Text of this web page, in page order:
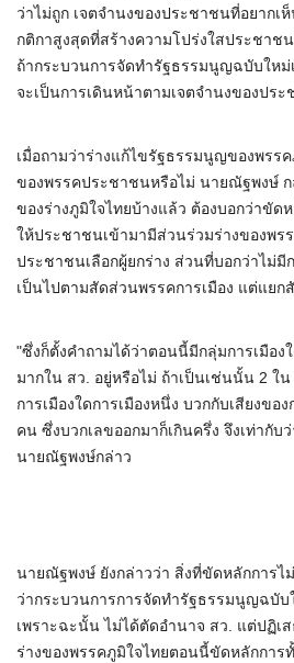
ว่าไม่ถูก เจตจำนงของประชาชนที่อยาก
กติกาสูงสุดที่สร้างความโปร่งใสประชาช
ถ้ากระบวนการจัดทำรัฐธรรมนูญฉบับใหม่
จะเป็นการเดินหน้าตามเจตจำนงของประ
เมื่อถามว่าร่างแก้ไขรัฐธรรมนูญของพรร
ของพรรคประชาชนหรือไม่ นายณัฐพงษ์ ก
ของร่างภูมิใจไทยบ้างแล้ว ต้องบอกว่าขัด
ให้ประชาชนเข้ามามีส่วนร่วมร่างของพร
ประชาชนเลือกผู้ยกร่าง ส่วนที่บอกว่าไม่มี
เป็นไปตามสัดส่วนพรรคการเมือง แต่แย
"ซึ่งก็ตั้งคำถามได้ว่าตอนนี้มีกลุ่มการเมือง
มากใน สว. อยู่หรือไม่ ถ้าเป็นเช่นนั้น 2 ใ
การเมืองใดการเมืองหนึ่ง บวกกับเสียงข
คน ซึ่งบวกเลขออกมาก็เกินครึ่ง จึงเท่ากับ
นายณัฐพงษ์กล่าว
นายณัฐพงษ์ ยังกล่าวว่า สิ่งที่ขัดหลักการไ
ว่ากระบวนการการจัดทำรัฐธรรมนูญฉบับ
เพราะฉะนั้น ไม่ได้ตัดอำนาจ สว. แต่ปฏิเ
ร่างของพรรคภูมิใจไทยตอนนี้ขัดหลักการ